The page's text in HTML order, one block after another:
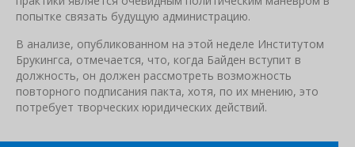
попытке связать будущую администрацию.
В анализе, опубликованном на этой неделе Институтом
Брукингса, отмечается, что, когда Байден вступит в
должность, он должен рассмотреть возможность
повторного подписания пакта, хотя, по их мнению, это
потребует творческих юридических действий.